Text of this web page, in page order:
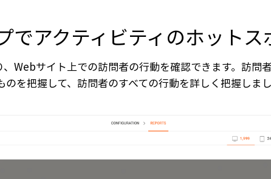
でアクティビティのホット
Webサイト上での訪問者の行動を確認できます。訪問
のを把握して、訪問者のすべての行動を詳しく把握しまし